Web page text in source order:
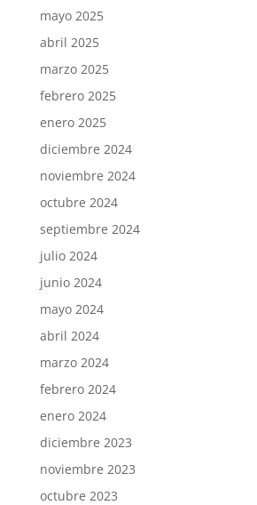
mayo 2025
abril 2025
marzo 2025
febrero 2025
enero 2025
diciembre 2024
noviembre 2024
octubre 2024
septiembre 2024
julio 2024
junio 2024
mayo 2024
abril 2024
marzo 2024
febrero 2024
enero 2024
diciembre 2023
noviembre 2023
octubre 2023